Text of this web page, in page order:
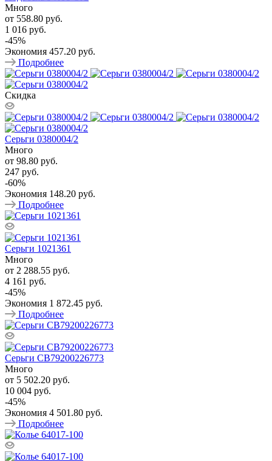
Много
от 558.80 руб.
1 016 руб.
-45%
Экономия 457.20 руб.
Подробнее
Скидка
Серьги 0380004/2
Много
от 98.80 руб.
247 руб.
-60%
Экономия 148.20 руб.
Подробнее
Серьги 1021361
Много
от 2 288.55 руб.
4 161 руб.
-45%
Экономия 1 872.45 руб.
Подробнее
Серьги CB79200226773
Много
от 5 502.20 руб.
10 004 руб.
-45%
Экономия 4 501.80 руб.
Подробнее